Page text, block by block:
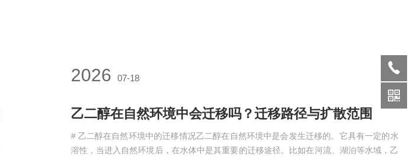
2026 07-18
乙二醇在自然环境中会迁移吗？迁移路径与扩散范围​
# 乙二醇在自然环境中的迁移情况乙二醇在自然环境中是会发生迁移的。它具有一定的水
溶性，当进入自然环境后，在水体中是其重要的迁移途径。比如在河流、湖泊等水域，乙